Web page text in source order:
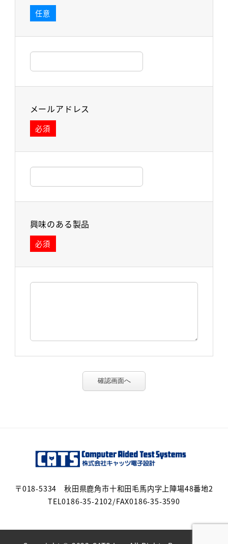
任意
メールアドレス
必須
興味のある製品
必須
確認画面へ
〒018-5334 秋田県鹿角市十和田毛馬内字上陣場48番地2
TEL0186-35-2102/FAX0186-35-3590